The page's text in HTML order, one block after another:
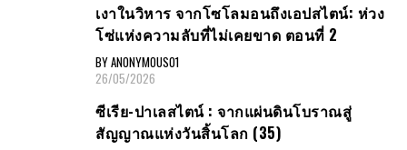
เงาในวิหาร จากโซโลมอนถึงเอปสไตน์: ห่วง
โซ่แห่งความลับที่ไม่เคยขาด ตอนที่ 2
BY ANONYMOUS01
26/05/2026
ซีเรีย​-ปาเลสไตน์​ : จากแผ่นดินโบราณสู่
สัญญาณ​แห่งวันสิ้นโลก​ (35)